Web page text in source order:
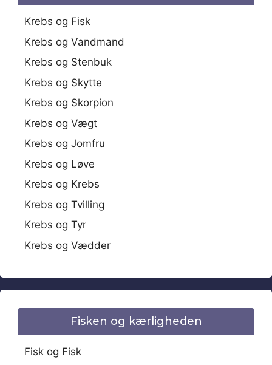
Krebs og Fisk
Krebs og Vandmand
Krebs og Stenbuk
Krebs og Skytte
Krebs og Skorpion
Krebs og Vægt
Krebs og Jomfru
Krebs og Løve
Krebs og Krebs
Krebs og Tvilling
Krebs og Tyr
Krebs og Vædder
Fisken og kærligheden
Fisk og Fisk